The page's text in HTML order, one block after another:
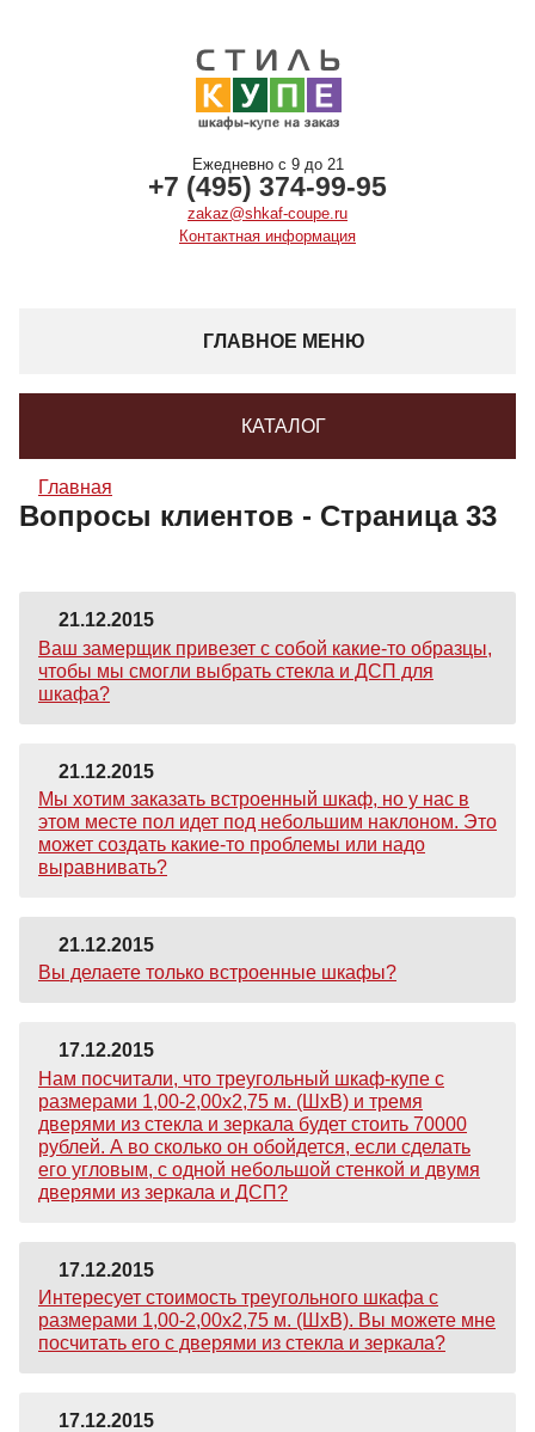
Ежедневно с 9 до 21
+7 (495) 374-99-95
zakaz@shkaf-coupe.ru
Контактная информация
ГЛАВНОЕ МЕНЮ
КАТАЛОГ
Главная
Вопросы клиентов - Страница 33
21.12.2015
Ваш замерщик привезет с собой какие-то образцы,
чтобы мы смогли выбрать стекла и ДСП для
шкафа?
21.12.2015
Мы хотим заказать встроенный шкаф, но у нас в
этом месте пол идет под небольшим наклоном. Это
может создать какие-то проблемы или надо
выравнивать?
21.12.2015
Вы делаете только встроенные шкафы?
17.12.2015
Нам посчитали, что треугольный шкаф-купе с
размерами 1,00-2,00х2,75 м. (ШхВ) и тремя
дверями из стекла и зеркала будет стоить 70000
рублей. А во сколько он обойдется, если сделать
его угловым, с одной небольшой стенкой и двумя
дверями из зеркала и ДСП?
17.12.2015
Интересует стоимость треугольного шкафа с
размерами 1,00-2,00х2,75 м. (ШхВ). Вы можете мне
посчитать его с дверями из стекла и зеркала?
17.12.2015